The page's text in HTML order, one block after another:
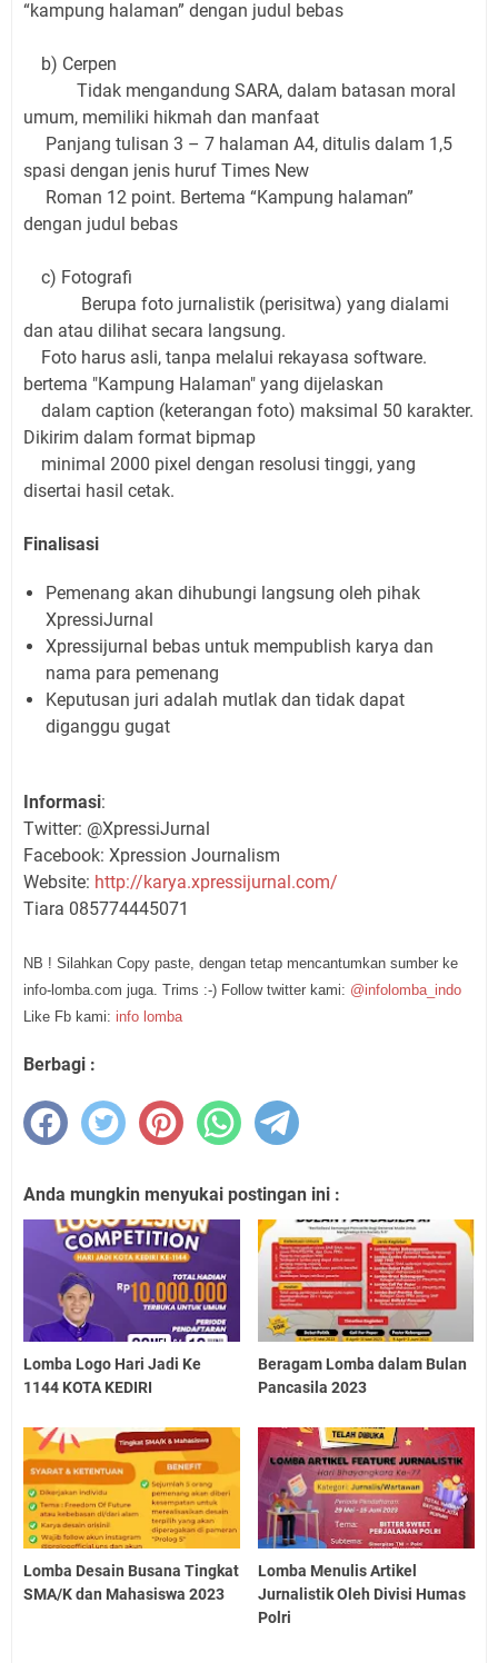
“kampung halaman” dengan judul bebas
b) Cerpen
Tidak mengandung SARA, dalam batasan moral
umum, memiliki hikmah dan manfaat
Panjang tulisan 3 – 7 halaman A4, ditulis dalam 1,5
spasi dengan jenis huruf Times New
Roman 12 point. Bertema “Kampung halaman”
dengan judul bebas
c) Fotografi
Berupa foto jurnalistik (perisitwa) yang dialami
dan atau dilihat secara langsung.
Foto harus asli, tanpa melalui rekayasa software.
bertema "Kampung Halaman" yang dijelaskan
dalam caption (keterangan foto) maksimal 50 karakter.
Dikirim dalam format bipmap
minimal 2000 pixel dengan resolusi tinggi, yang
disertai hasil cetak.
Finalisasi
Pemenang akan dihubungi langsung oleh pihak
XpressiJurnal
Xpressijurnal bebas untuk mempublish karya dan
nama para pemenang
Keputusan juri adalah mutlak dan tidak dapat
diganggu gugat
Informasi:
Twitter: @XpressiJurnal
Facebook: Xpression Journalism
Website: http://karya.xpressijurnal.com/
Tiara 085774445071
NB ! Silahkan Copy paste, dengan tetap mencantumkan sumber ke
info-lomba.com juga. Trims :-) Follow twitter kami: @infolomba_indo
Like Fb kami: info lomba
Berbagi :
Anda mungkin menyukai postingan ini :
Lomba Logo Hari Jadi Ke
1144 KOTA KEDIRI
Beragam Lomba dalam Bulan
Pancasila 2023
Lomba Desain Busana Tingkat
SMA/K dan Mahasiswa 2023
Lomba Menulis Artikel
Jurnalistik Oleh Divisi Humas
Polri